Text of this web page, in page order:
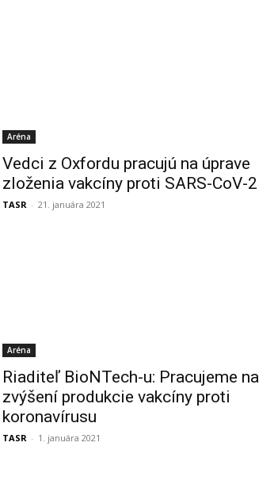
Aréna
Vedci z Oxfordu pracujú na úprave
zloženia vakcíny proti SARS-CoV-2
TASR - 21. januára 2021
Aréna
Riaditeľ BioNTech-u: Pracujeme na
zvýšení produkcie vakcíny proti
koronavírusu
TASR - 1. januára 2021